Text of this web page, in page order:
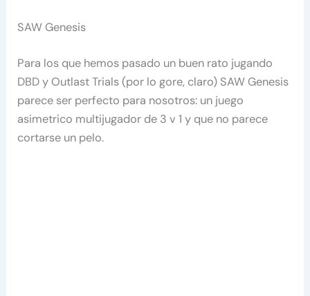
SAW Genesis
Para los que hemos pasado un buen rato jugando
DBD y Outlast Trials (por lo gore, claro) SAW Genesis
parece ser perfecto para nosotros: un juego
asimetrico multijugador de 3 v 1 y que no parece
cortarse un pelo.